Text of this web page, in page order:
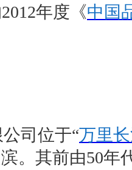
2012年度《中国
司位于“万里
。其前由50年